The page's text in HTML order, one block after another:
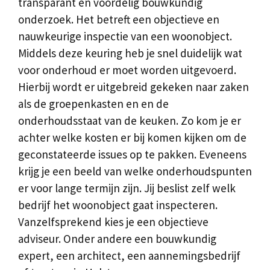
onderzoek. Het betreft een objectieve en
nauwkeurige inspectie van een woonobject.
Middels deze keuring heb je snel duidelijk wat
voor onderhoud er moet worden uitgevoerd.
Hierbij wordt er uitgebreid gekeken naar zaken
als de groepenkasten en en de
onderhoudsstaat van de keuken. Zo kom je er
achter welke kosten er bij komen kijken om de
geconstateerde issues op te pakken. Eveneens
krijg je een beeld van welke onderhoudspunten
er voor lange termijn zijn. Jij beslist zelf welk
bedrijf het woonobject gaat inspecteren.
Vanzelfsprekend kies je een objectieve
adviseur. Onder andere een bouwkundig
expert, een architect, een aannemingsbedrijf